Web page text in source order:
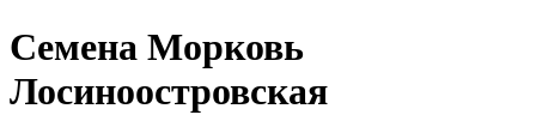
Семена Морковь
Лосиноостровская